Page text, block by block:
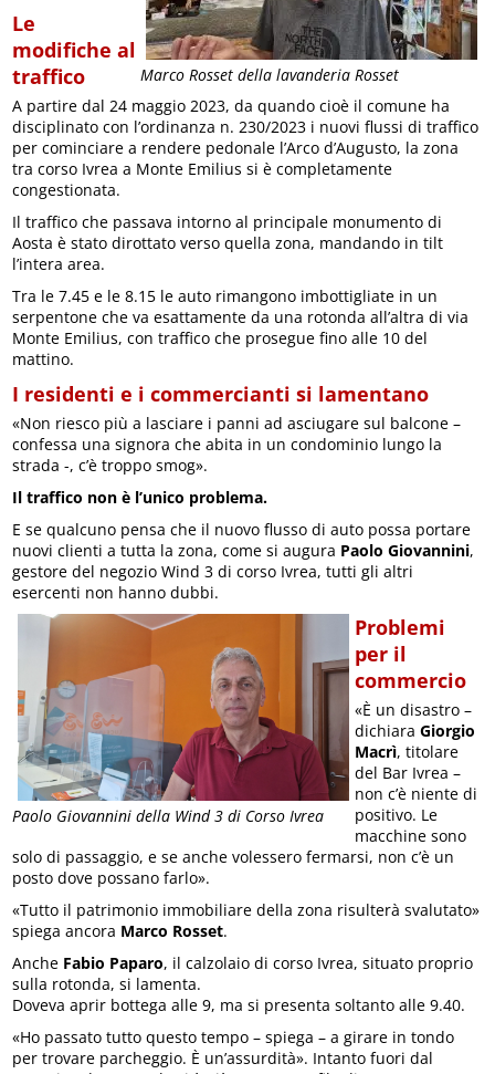
Marco Rosset della lavanderia Rosset
Le
modifiche al
traffico
A partire dal 24 maggio 2023, da quando cioè il comune ha
disciplinato con l’ordinanza n. 230/2023 i nuovi flussi di traffico
per cominciare a rendere pedonale l’Arco d’Augusto, la zona
tra corso Ivrea a Monte Emilius si è completamente
congestionata.
Il traffico che passava intorno al principale monumento di
Aosta è stato dirottato verso quella zona, mandando in tilt
l’intera area.
Tra le 7.45 e le 8.15 le auto rimangono imbottigliate in un
serpentone che va esattamente da una rotonda all’altra di via
Monte Emilius, con traffico che prosegue fino alle 10 del
mattino.
I residenti e i commercianti si lamentano
«Non riesco più a lasciare i panni ad asciugare sul balcone –
confessa una signora che abita in un condominio lungo la
strada -, c’è troppo smog».
Il traffico non è l’unico problema.
E se qualcuno pensa che il nuovo flusso di auto possa portare
nuovi clienti a tutta la zona, come si augura Paolo Giovannini,
gestore del negozio Wind 3 di corso Ivrea, tutti gli altri
esercenti non hanno dubbi.
Paolo Giovannini della Wind 3 di Corso Ivrea
Problemi
per il
commercio
«È un disastro –
dichiaraGiorgio
Macrì, titolare
del Bar Ivrea –
non c’è niente di
positivo. Le
macchine sono
solo di passaggio, e se anche volessero fermarsi, non c’è un
posto dove possano farlo».
«Tutto il patrimonio immobiliare della zona risulterà svalutato»
spiega ancora Marco Rosset.
Anche Fabio Paparo, il calzolaio di corso Ivrea, situato proprio
sulla rotonda, si lamenta.
Doveva aprir bottega alle 9, ma si presenta soltanto alle 9.40.
«Ho passato tutto questo tempo – spiega – a girare in tondo
per trovare parcheggio. È un’assurdità». Intanto fuori dal